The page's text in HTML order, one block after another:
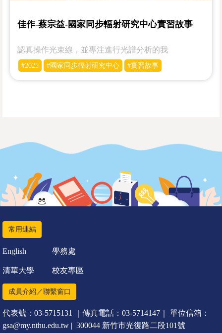
佳作-蔡宗益-國家同步輻射研究中心實習故事
認真操作光束線，並專注進行光譜分析的我
#2025 #國家同步輻射研究中心 #實習故事
常用連結
English 學務處
清華大學 校友專區
成員介紹／聯繫窗口
代表號：03-5715131 ｜傳真電話：03-5714147｜ 單位信箱：
gsa@my.nthu.edu.tw | 300044 新竹市光復路二段101號